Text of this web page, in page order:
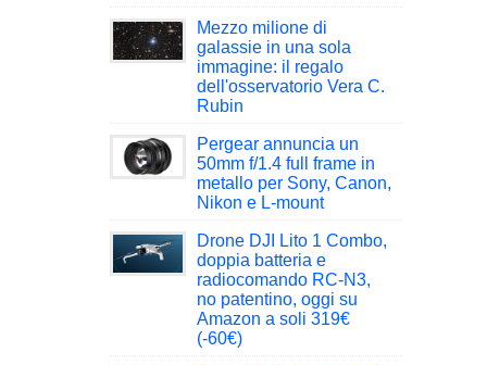
Mezzo milione di
galassie in una sola
immagine: il regalo
dell'osservatorio Vera C.
Rubin
Pergear annuncia un
50mm f/1.4 full frame in
metallo per Sony, Canon,
Nikon e L-mount
Drone DJI Lito 1 Combo,
doppia batteria e
radiocomando RC-N3,
no patentino, oggi su
Amazon a soli 319€
(-60€)